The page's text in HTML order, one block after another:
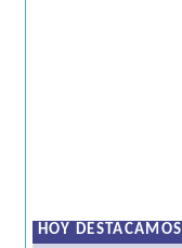
HOY DESTACAMOS